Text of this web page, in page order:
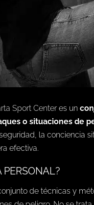
Sport Centeres un
o situaciones de
la conciencia
efectiva.
PERSONAL?
de técnicas y